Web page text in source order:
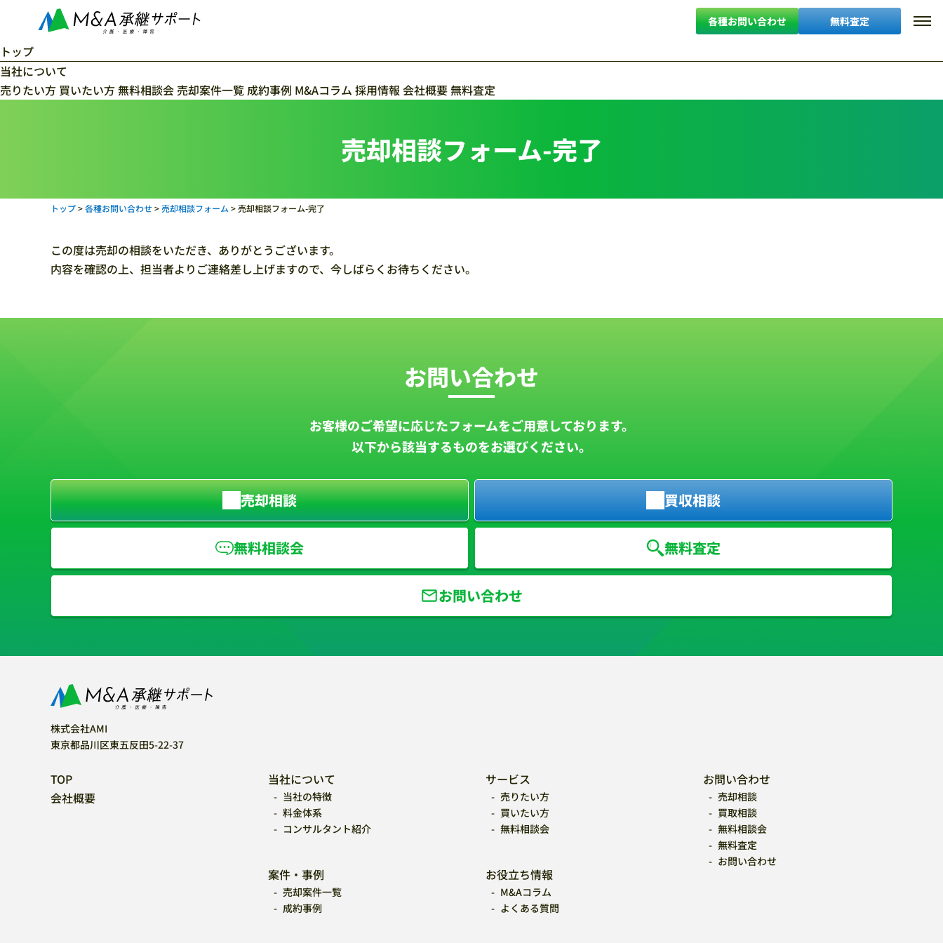
各種お問い合わせ 無料査定
トップ
当社について
当社の特徴 料金体系 コンサルタント紹介
売りたい方 買いたい方無料相談会 売却案件一覧 成約事例 M&Aコラム 採用情報 会社概要無料査定
売却相談フォーム-完了
トップ>各種お問い合わせ>売却相談フォーム >売却相談フォーム-完了
この度は売却の相談をいただき、ありがとうございます。
内容を確認の上、担当者よりご連絡差し上げますので、今しばらくお待ちください。
お問い合わせ
お客様のご希望に応じたフォームをご用意しております。
以下から該当するものをお選びください。
売却相談 買収相談
無料相談会 無料査定
お問い合わせ
株式会社AMI
東京都品川区東五反田5-22-37
TOP
会社概要
サービス
売りたい方
買いたい方
無料相談会
当社について
当社の特徴
料金体系
コンサルタント紹介
お役立ち情報
M&Aコラム
よくある質問
案件・事例
売却案件一覧
成約事例
お問い合わせ
売却相談
買取相談
無料相談会
無料査定
お問い合わせ